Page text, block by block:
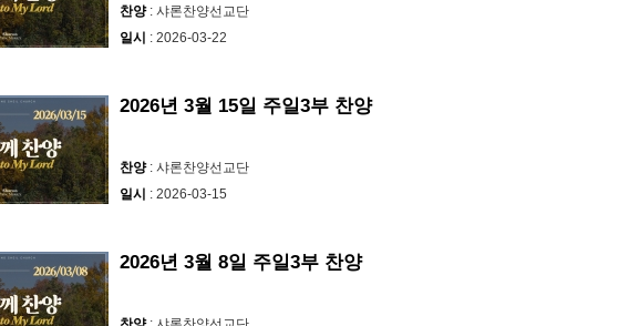
찬양: 샤론찬양선교단
일시 : 2026-03-22
2026년 3월 15일 주일3부 찬양
찬양: 샤론찬양선교단
일시 : 2026-03-15
2026년 3월 8일 주일3부 찬양